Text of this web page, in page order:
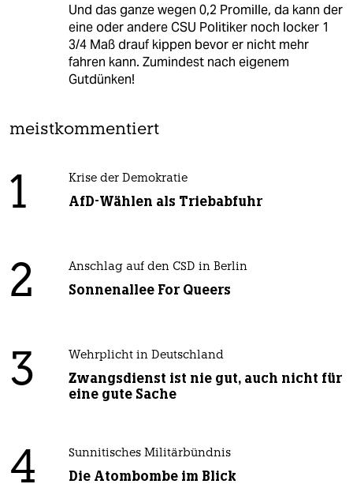
Und das ganze wegen 0,2 Promille, da kann der
eine oder andere CSU Politiker noch locker 1
3/4 Maß drauf kippen bevor er nicht mehr
fahren kann. Zumindest nach eigenem
Gutdünken!
meistkommentiert
1 Krise der Demokratie
AfD-Wählen als Triebabfuhr
2 Anschlag auf den CSD in Berlin
Sonnenallee For Queers
3 Wehrplicht in Deutschland
Zwangsdienst ist nie gut, auch nicht für
eine gute Sache
4 Sunnitisches Militärbündnis
Die Atombombe im Blick